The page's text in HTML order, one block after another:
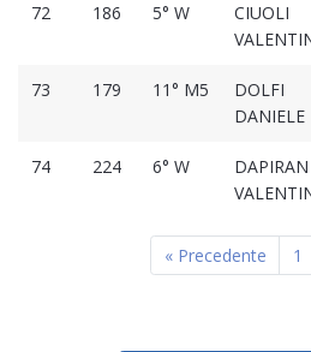
72 186 5° W
CIUOLI
73 179 11° M5
DOLFI
DANIELE
74 224 6° W
DAPIRAN
« Precedente 1